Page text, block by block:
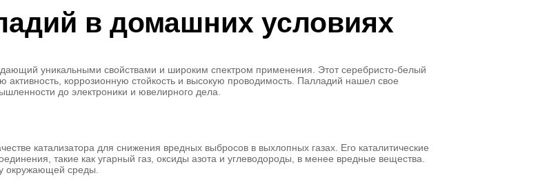
в домашних условиях
уникальными свойствами и широким спектром применения. Этот серебристо-белый
активность, коррозионную стойкость и высокую проводимость. Палладий нашел свое
до электроники и ювелирного дела.
катализатора для снижения вредных выбросов в выхлопных газах. Его каталитические
такие как угарный газ, оксиды азота и углеводороды, в менее вредные вещества.
окружающей среды.